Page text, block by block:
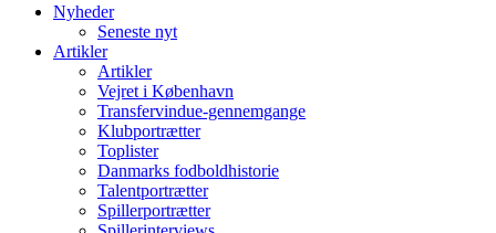
Nyheder
Seneste nyt
Artikler
Artikler
Vejret i København
Transfervindue-gennemgange
Klubportrætter
Toplister
Danmarks fodboldhistorie
Talentportrætter
Spillerportrætter